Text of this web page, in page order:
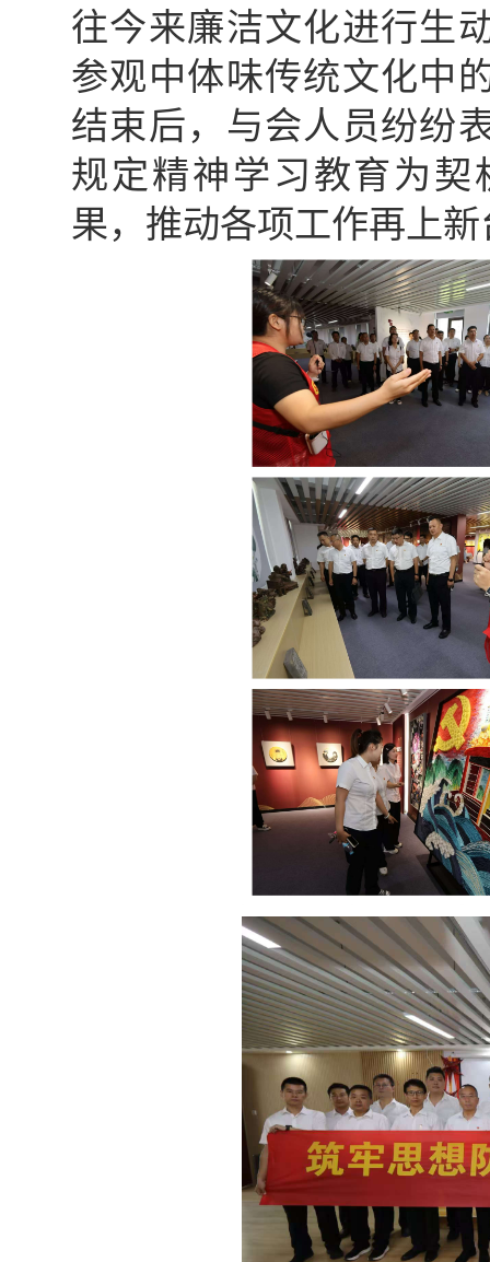
往今来廉洁文化进行生
参观中体味传统文化中
结束后，与会人员纷纷
规定精神学习教育为
果，推动各项工作再上